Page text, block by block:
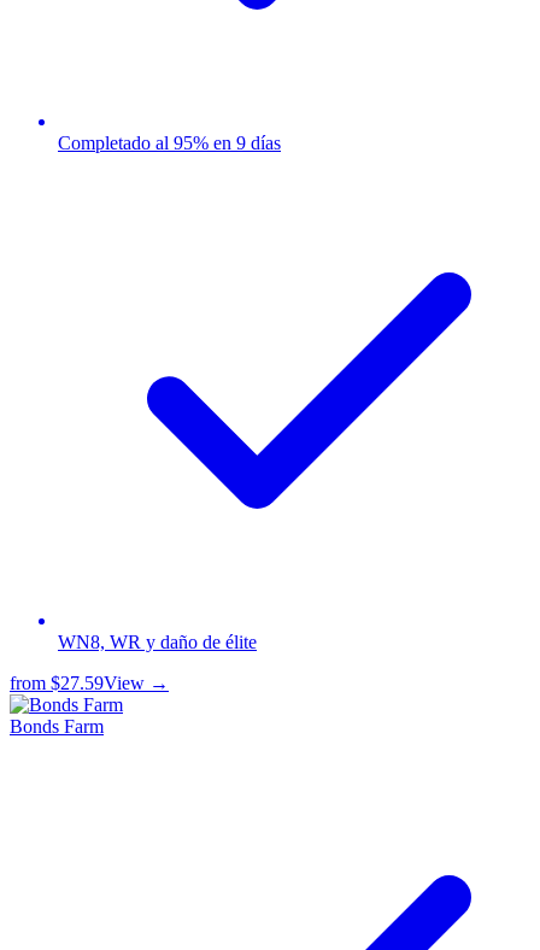
Completado al 95% en 9 días
WN8, WR y daño de élite
from $27.59View →
Bonds Farm